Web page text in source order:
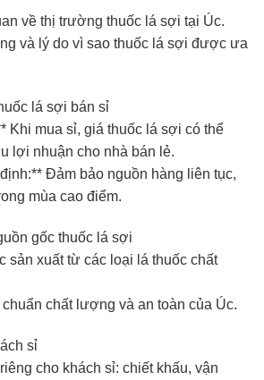
về thị trường thuốc lá sợi tại Úc.
và lý do vì sao thuốc lá sợi được ưa
lá sợi bán sỉ
Khi mua sỉ, giá thuốc lá sợi có thể
lợi nhuận cho nhà bán lẻ.
Đảm bảo nguồn hàng liên tục,
mùa cao điểm.
gốc thuốc lá sợi
sản xuất từ các loại lá thuốc chất
chất lượng và an toàn của Úc.
sỉ
cho khách sỉ: chiết khấu, vận